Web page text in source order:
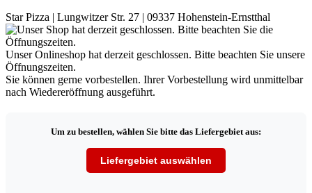
Star Pizza | Lungwitzer Str. 27 | 09337 Hohenstein-Ernstthal
Unser Onlineshop hat derzeit geschlossen. Bitte beachten Sie unsere
Öffnungszeiten.
Sie können gerne vorbestellen. Ihrer Vorbestellung wird unmittelbar
nach Wiedereröffnung ausgeführt.
Um zu bestellen, wählen Sie bitte das Liefergebiet aus:
Liefergebiet auswählen